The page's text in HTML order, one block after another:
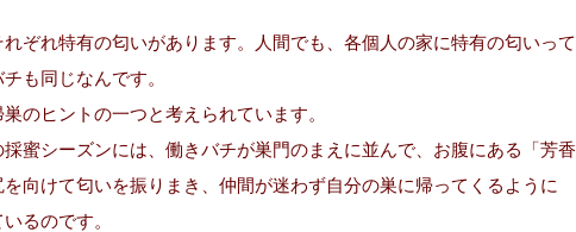
ぞれ特有の匂いがあります。人間でも、各個人の家に特有の匂いって
も同じなんです。
のヒントの一つと考えられています。
蜜シーズンには、働きバチが巣門のまえに並んで、お腹にある「芳香
向けて匂いを振りまき、仲間が迷わず自分の巣に帰ってくるように
るのです。